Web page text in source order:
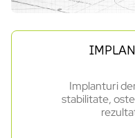
Implanturi
stabilitate,